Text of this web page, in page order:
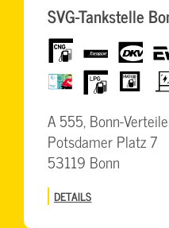
SVG-Tankstelle
CNG dkv
BrummiCardLPG HVO100
A 555, Bonn-
Potsdamer Platz 7
53119 Bonn
DETAILS